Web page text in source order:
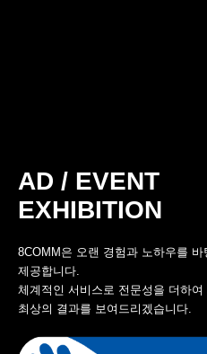
AD / EVENT
EXHIBITION
8COMM은 오랜 경험과 노하우를
제공합니다.
체계적인 서비스로 전문성을 더하
최상의 결과를 보여드리겠습니다.